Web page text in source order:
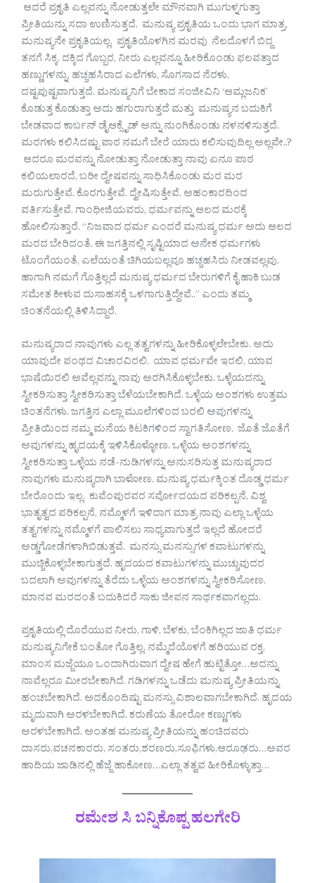
ಆದರೆ ಪ್ರಕೃತಿ ಎಲ್ಲವನ್ನು ನೋಡುತ್ತಲೇ ಮೌನವಾಗಿ ಮುಗುಳ್ನಗುತ್ತಾ
ಪ್ರೀತಿಯನ್ನು ಸದಾ ಉಣಿಸುತ್ತದೆ. ಮನುಷ್ಯ ಪ್ರಕೃತಿಯ ಒಂದು ಭಾಗ ಮಾತ್ರ.
ಮನುಷ್ಯನೇ ಪ್ರಕೃತಿಯಲ್ಲ. ಪ್ರಕೃತಿಯೊಳಗಿನ ಮರವು ನೆಲದೊಳಗೆ ಬಿದ್ದ
ತನಗೆ ಸಿಕ್ಕ, ದಕ್ಕಿದ ಗೊಬ್ಬರ, ನೀರು ಎಲ್ಲವನ್ನೂ ಹೀರಿಕೊಂಡು ಫಲವತ್ತಾದ
ಹಣ್ಣುಗಳನ್ನು, ಹಚ್ಚಹಸಿರಾದ ಎಲೆಗಳು, ಸೊಗಸಾದ ನೆರಳು,
ದಷ್ಟಪುಷ್ಟವಾಗುತ್ತದೆ. ಮನುಷ್ಯನಿಗೆ ಬೇಕಾದ ಸಂಜೀವಿನಿ ‘ಆಮ್ಲಜನಿಕ’
ಕೊಡುತ್ತ ಕೊಡುತ್ತಾ ಅದು ಹಗುರಾಗುತ್ತದೆ ಮತ್ತು ಮನುಷ್ಯನ ಬದುಕಿಗೆ
ಬೇಡವಾದ ಕಾರ್ಬನ್ ಡೈಆಕ್ಸೈಡ್ ಅನ್ನು ನುಂಗಿಕೊಂಡು ನಳನಳಿಸುತ್ತದೆ.
ಮರಗಳು ಕಲಿಸಿದಷ್ಟು ಪಾಠ ನಮಗೆ ಬೇರೆ ಯಾರು ಕಲಿಸುವುದಿಲ್ಲ ಅಲ್ಲವೇ..?
ಆದರೂ ಮರವನ್ನು ನೋಡುತ್ತಾ ನೋಡುತ್ತಾ ನಾವು ಏನೂ ಪಾಠ
ಕಲಿಯಲಾರದೆ, ಬರೀ ದ್ವೇಷವನ್ನು ಸಾಧಿಸಿಕೊಂಡು ಮರ ಮರ
ಮರುಗುತ್ತೇವೆ. ಕೊರಗುತ್ತೇವೆ. ದ್ವೇಷಿಸುತ್ತೇವೆ. ಅಹಂಕಾರದಿಂದ
ವರ್ತಿಸುತ್ತೇವೆ. ಗಾಂಧೀಜಿಯವರು, ಧರ್ಮವನ್ನು ಆಲದ ಮರಕ್ಕೆ
ಹೋಲಿಸುತ್ತಾರೆ. “ನಿಜವಾದ ಧರ್ಮ ಎಂದರೆ ಮನುಷ್ಯ ಧರ್ಮ ಅದು ಆಲದ
ಮರದ ಬೇರಿದಂತೆ. ಈ ಜಗತ್ತಿನಲ್ಲಿ ಸೃಷ್ಟಿಯಾದ ಅನೇಕ ಧರ್ಮಗಳು
ಟೊಂಗೆಯಂತೆ, ಎಲೆಯಂತೆ ಚಿಗಿಯಬಲ್ಲವೂ ಹಚ್ಚಹಸಿರು ನೀಡವಲ್ಲವು.
ಹಾಗಾಗಿ ನಮಗೆ ಗೊತ್ತಿಲ್ಲದೆ ಮನುಷ್ಯ ಧರ್ಮದ ಬೇರುಗಳಿಗೆ ಕೈ ಹಾಕಿ ಬುಡ
ಸಮೇತ ಕೀಳುವ ದುಸಾಹಸಕ್ಕೆ ಒಳಗಾಗುತ್ತಿದ್ದೇವೆ..” ಎಂದು ತಮ್ಮ
ಚಿಂತನೆಯಲ್ಲಿ ತಿಳಿಸಿದ್ದಾರೆ.
ಮನುಷ್ಯರಾದ ನಾವುಗಳು ಎಲ್ಲ ತತ್ವಗಳನ್ನು ಹೀರಿಕೊಳ್ಳಲೇಬೇಕು. ಅದು
ಯಾವುದೇ ಪಂಥದ ವಿಚಾರವಿರಲಿ. ಯಾವ ಧರ್ಮವೇ ಇರಲಿ, ಯಾವ
ಭಾಷೆಯಿರಲಿ ಅವೆಲ್ಲವನ್ನು ನಾವು ಅರಗಿಸಿಕೊಳ್ಳಬೇಕು. ಒಳ್ಳೆಯದನ್ನು
ಸ್ವೀಕರಿಸುತ್ತಾ ಸ್ವೀಕರಿಸುತ್ತಾ ಬೆಳೆಯಬೇಕಾಗಿದೆ. ಒಳ್ಳೆಯ ಅಂಶಗಳು ಉತ್ತಮ
ಚಿಂತನೆಗಳು. ಜಗತ್ತಿನ ಎಲ್ಲಾ ಮೂಲೆಗಳಿಂದ ಬರಲಿ ಅವುಗಳನ್ನು
ಪ್ರೀತಿಯಿಂದ ನಮ್ಮ ಮನೆಯ ಕಿಟಕಿಗಳಿಂದ ಸ್ವಾಗತಿಸೋಣ. ಜೊತೆ ಜೊತೆಗೆ
ಅವುಗಳನ್ನು ಹೃದಯಕ್ಕೆ ಇಳಿಸಿಕೊಳ್ಳೋಣ. ಒಳ್ಳೆಯ ಅಂಶಗಳನ್ನು
ಸ್ವೀಕರಿಸುತ್ತಾ ಒಳ್ಳೆಯ ನಡೆ-ನುಡಿಗಳನ್ನು ಅನುಸರಿಸುತ್ತ ಮನುಷ್ಯರಾದ
ನಾವುಗಳು ಮನುಷ್ಯರಾಗಿ ಬಾಳೋಣ. ಮನುಷ್ಯ ಧರ್ಮಕ್ಕಿಂತ ದೊಡ್ಡ ಧರ್ಮ
ಬೇರೊಂದು ಇಲ್ಲ. ಕುವೆಂಪುರವರ ಸರ್ವೋದಯದ ಪರಿಕಲ್ಪನೆ, ವಿಶ್ವ
ಭಾತೃತ್ವದ ಪರಿಕಲ್ಪನೆ, ನಮ್ಮೊಳಗೆ ಇಳಿದಾಗ ಮಾತ್ರ ನಾವು ಎಲ್ಲಾ ಒಳ್ಳೆಯ
ತತ್ವಗಳನ್ನು ನಮ್ಮೊಳಗೆ ಪಾಲಿಸಲು ಸಾಧ್ಯವಾಗುತ್ತದೆ ಇಲ್ಲದೆ ಹೋದರೆ
ಅಡ್ಡಗೋಡೆಗಳಾಗಿಬಿಡುತ್ತವೆ. ಮನಸ್ಸು ಮನಸ್ಸುಗಳ ಕವಾಟುಗಳನ್ನು
ಮುಚ್ಚಿಕೊಳ್ಳಬೇಕಾಗುತ್ತದೆ. ಹೃದಯದ ಕವಾಟುಗಳನ್ನು ಮುಚ್ಚುವುದರ
ಬದಲಾಗಿ ಅವುಗಳನ್ನು ತೆರೆದು ಒಳ್ಳೆಯ ಅಂಶಗಳನ್ನು ಸ್ವೀಕರಿಸೋಣ.
ಮಾನವ ಮರದಂತೆ ಬದುಕಿದರೆ ಸಾಕು ಜೀವನ ಸಾರ್ಥಕವಾಗಲ್ಲದು.
ಪ್ರಕೃತಿಯಲ್ಲಿ ದೊರೆಯುವ ನೀರು, ಗಾಳಿ, ಬೆಳಕು, ಬೆಂಕಿಗಿಲ್ಲದ ಜಾತಿ ಧರ್ಮ
ಮನುಷ್ಯನಿಗೇಕೆ ಬಂತೋ ಗೊತ್ತಿಲ್ಲ. ನಮ್ಮೆದೆಯೊಳಗೆ ಹರಿಯುವ ರಕ್ತ,
ಮಾಂಸ ಮಜ್ಜೆಯೂ ಒಂದಾಗಿರುವಾಗ ದ್ವೇಷ ಹೇಗೆ ಹುಟ್ಟಿತ್ತೋ…ಅದನ್ನು
ನಾವೆಲ್ಲರೂ ಮೀರಬೇಕಾಗಿದೆ. ಗಡಿಗಳನ್ನು ಒಡೆದು ಮನುಷ್ಯ ಪ್ರೀತಿಯನ್ನು
ಹಂಚಬೇಕಾಗಿದೆ. ಅದಕೊಂದಿಷ್ಟು ಮನಸ್ಸು ವಿಶಾಲವಾಗಬೇಕಾಗಿದೆ. ಹೃದಯ
ಮೃದುವಾಗಿ ಅರಳಬೇಕಾಗಿದೆ. ಕರುಣೆಯ ತೋರೋ ಕಣ್ಣುಗಳು
ಅರಳಬೇಕಾಗಿದೆ. ಅಂತಹ ಮನುಷ್ಯ ಪ್ರೀತಿಯನ್ನು ಹಂಚಿದವರು
ದಾಸರು,ವಚನಕಾರರು, ಸಂತರು,ಶರಣರು,ಸೂಫಿಗಳು,ಆರೂಢರು…ಅವರ
ಹಾದಿಯ ಜಾಡಿನಲ್ಲಿ ಹೆಜ್ಜೆ ಹಾಕೋಣ…ಎಲ್ಲಾ ತತ್ವವ ಹೀರಿಕೊಳ್ಳುತ್ತಾ…
ರಮೇಶ ಸಿ ಬನ್ನಿಕೊಪ್ಪ ಹಲಗೇರಿ